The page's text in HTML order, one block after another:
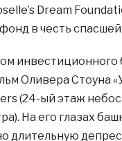
Dream
в честь спасшей
инвестиционного
Оливера Стоуна
(24-ый этаж
На его глазах
длительную